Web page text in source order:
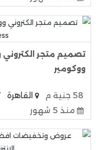
تصميم متجر الكتروني
ووكومير
58 جنية م القاهرة
منذ 5 شهور